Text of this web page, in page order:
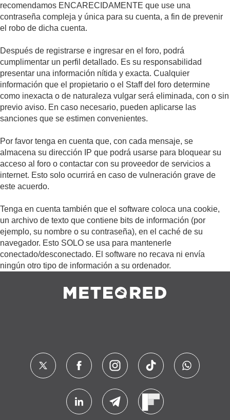
recomendamos ENCARECIDAMENTE que use una
contraseña compleja y única para su cuenta, a fin de prevenir
el robo de dicha cuenta.
Después de registrarse e ingresar en el foro, podrá
cumplimentar un perfil detallado. Es su responsabilidad
presentar una información nítida y exacta. Cualquier
información que el propietario o el Staff del foro determine
como inexacta o de naturaleza vulgar será eliminada, con o sin
previo aviso. En caso necesario, pueden aplicarse las
sanciones que se estimen convenientes.
Por favor tenga en cuenta que, con cada mensaje, se
almacena su dirección IP que podrá usarse para bloquear su
acceso al foro o contactar con su proveedor de servicios a
internet. Esto solo ocurrirá en caso de vulneración grave de
este acuerdo.
Tenga en cuenta también que el software coloca una cookie,
un archivo de texto que contiene bits de información (por
ejemplo, su nombre o su contraseña), en el caché de su
navegador. Esto SOLO se usa para mantenerle
conectado/desconectado. El software no recava ni envía
ningún otro tipo de información a su ordenador.